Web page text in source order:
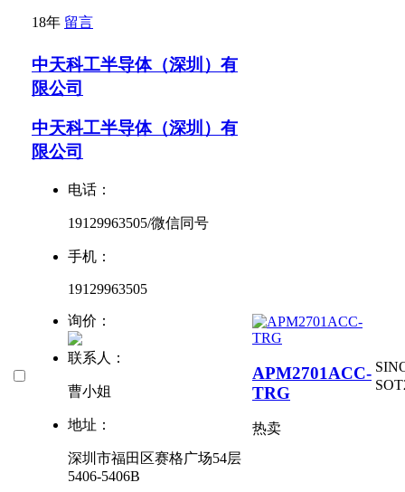
18年 留言
中天科工半导体（深圳）有
限公司
中天科工半导体（深圳）有
限公司
电话：
19129963505/微信同号
手机：
19129963505
询价：
联系人：
曹小姐
地址：
深圳市福田区赛格广场54层
5406-5406B
APM2701ACC-
TRG
热卖